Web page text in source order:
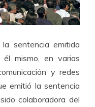
sentencia emitida
mismo, en varias
y redes
emitió la sentencia
colaboradora del